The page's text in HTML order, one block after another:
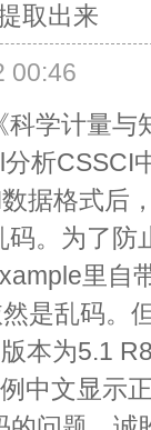
取出来
00:46
学计量
析CSSCI
据格式后
码。为了
里自
是乱码。
本为5.1
中文显示